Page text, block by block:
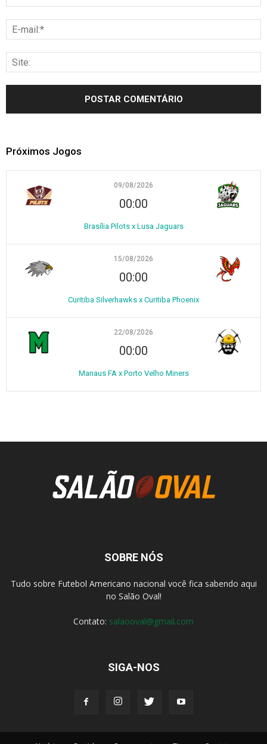
Próximos Jogos
09/08/2026
00:00
Brasília Pilots x Lusa Jaguars
15/08/2026
00:00
Curitiba Silverhawks x Curitiba Phoenix
22/08/2026
00:00
Manaus FA x Porto Velho Miners
SOBRE NÓS
Tudo sobre Futebol Americano nacional você fica sabendo aqui
no Salão Oval!
Contato: salaooval@gmail.com
SIGA-NOS